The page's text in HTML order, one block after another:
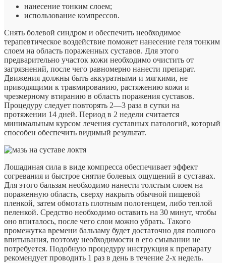
нанесение тонким слоем;
использование компрессов.
Снять болевой синдром и обеспечить необходимое
терапевтическое воздействие поможет нанесение геля тонким
слоем на область пораженных суставов. Для этого
предварительно участок кожи необходимо очистить от
загрязнений, после чего равномерно нанести препарат.
Движения должны быть аккуратными и мягкими, не
приводящими к травмированию, растяжению кожи и
чрезмерному втиранию в область поражения суставов.
Процедуру следует повторять 2—3 раза в сутки на
протяжении 14 дней. Период в 2 недели считается
минимальным курсом лечения суставных патологий, который
способен обеспечить видимый результат.
Лошадиная сила в виде компресса обеспечивает эффект
согревания и быстрое снятие болевых ощущений в суставах.
Для этого бальзам необходимо нанести толстым слоем на
пораженную область, сверху накрыть обычной пищевой
пленкой, затем обмотать плотным полотенцем, либо теплой
пеленкой. Средство необходимо оставить на 30 минут, чтобы
оно впиталось, после чего слои можно убрать. Такого
промежутка времени бальзаму будет достаточно для полного
впитывания, поэтому необходимости в его смывании не
потребуется. Подобную процедуру инструкция к препарату
рекомендует проводить 1 раз в день в течение 2-х недель.